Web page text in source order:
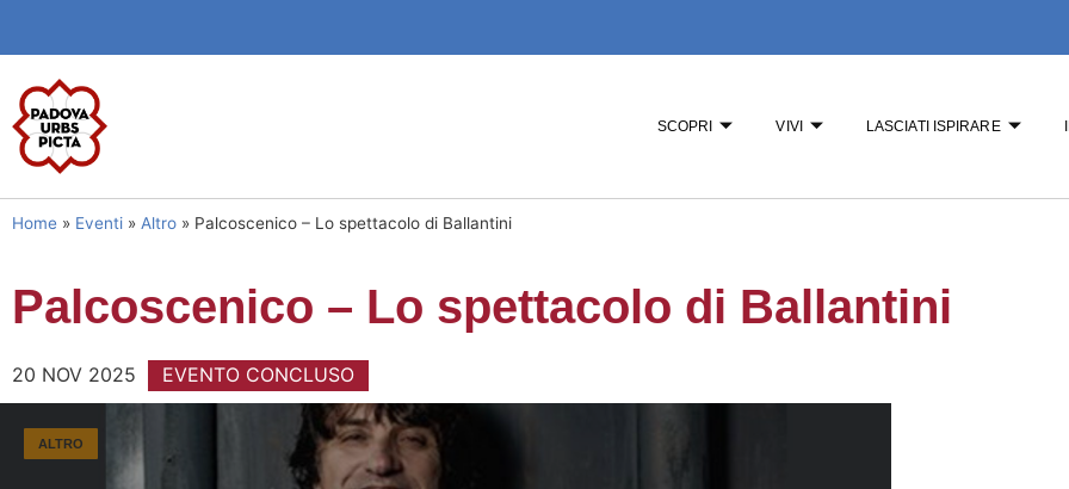
SCOPRI VIVI LASCIATI ISPIRARE
Home » Eventi » Altro » Palcoscenico – Lo spettacolo di Ballantini
Palcoscenico – Lo spettacolo di Ballantini
20 NOV 2025 EVENTO CONCLUSO
ALTRO